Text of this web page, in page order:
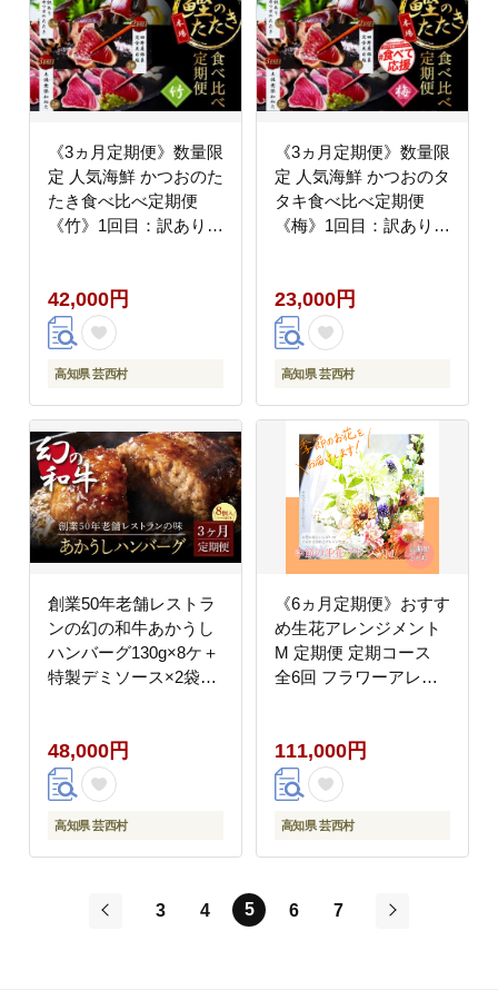
《3ヵ月定期便》数量限
定 人気海鮮 かつおのた
たき食べ比べ定期便
《竹》1回目：訳ありカ
天日塩2節、3回目：極
み鰹 土佐無添加ぬた2
節 高知県共通返礼品 規
格外 不揃い 傷 訳アリ
42,000円
高知県 芸西村
《3ヵ月定期便》数量限
定 人気海鮮 かつおのタ
タキ食べ比べ定期便
《梅》1回目：訳ありカ
日塩1節、3回目：極鰹
土佐無添加ぬた1節 高
知県共通返礼品 規格外
不揃い 傷 訳アリ 藁焼
23,000円
高知県 芸西村
創業50年老舗レストラ
ンの幻の和牛あかうし
ハンバーグ130g×8ケ＋
特製デミソース×2袋、
便》人気惣菜 数量限定
牛肉 豚肉 焼くだけ 溢
れる肉汁 土佐あか牛
48,000円
高知県 芸西村
《6ヵ月定期便》おすす
め生花アレンジメント
M 定期便 定期コース
全6回 フラワーアレン
すすめ 可愛い キレイ
おしゃれ 季節のお花
111,000円
高知県 芸西村
3 4 5 6
7